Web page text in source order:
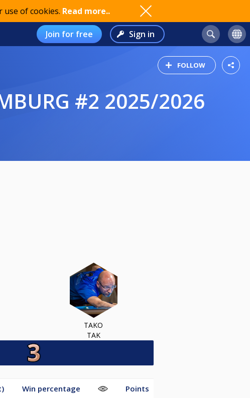
of cookies. Read more..
Join for free Sign in
FOLLOW
#2 2025/2026
TAKO
TAK
Win percentage Points